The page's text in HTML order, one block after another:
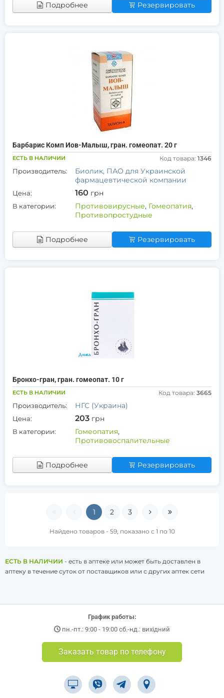
Подробнее Резервировать
Барбарис Комп Иов-Малыш, гран. гомеопат. 20 г
ЕСТЬ В НАЛИЧИИ Код товара: 1346
Производитель:
Биолик, ПАО для Украинской
фармацевтической компании
Цена: 160 грн
В категории: Противовирусные, Гомеопатия,
Противопростудные
Подробнее Резервировать
Бронхо-гран, гран. гомеопат. 10 г
ЕСТЬ В НАЛИЧИИ Код товара: 3665
Производитель: НГС (Украина)
Цена: 203 грн
В категории: Гомеопатия,
Противовоспалительные
Подробнее Резервировать
1 2 3
Найдено товаров - 59, показано с 1 по 10
ЕСТЬ В НАЛИЧИИ - есть в аптеке или может быть доставлен в
аптеку в течение суток от поставщиков или с других аптек сети
График работы:
пн.-пт.: 9:00 - 19:00 сб.-нд.: вихідний
Заказать товар по телефону